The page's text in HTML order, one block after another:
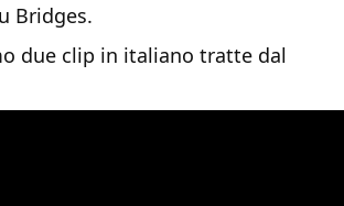
Bridges.
due clip in italiano tratte dal